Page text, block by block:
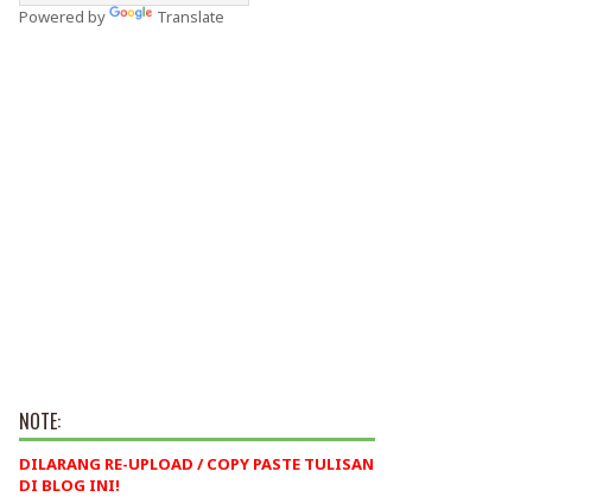
Powered by Translate
NOTE:
DILARANG RE-UPLOAD / COPY PASTE TULISAN
DI BLOG INI!